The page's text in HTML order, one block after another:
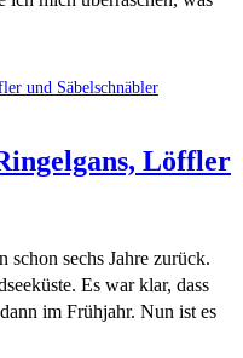
Löffler
sechs Jahre zurück.
Es war klar, dass
im Frühjahr. Nun ist es